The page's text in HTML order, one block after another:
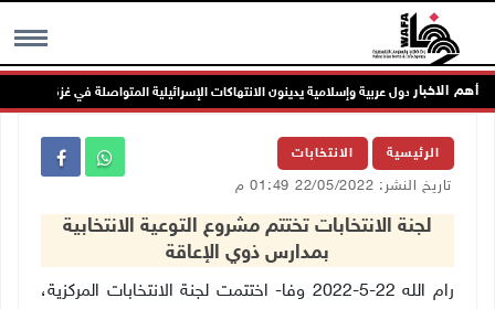
MENU أهم الاخبار
وإسلامية يدينون الانتهاكات الإسرائيلية المتواصلة في غزة
الرئيسية الانتخابات
تاريخ النشر: 22/05/2022 01:49 م
لجنة الانتخابات تختتم مشروع التوعية الانتخابية
بمدارس ذوي الإعاقة
رام الله 22-5-2022 وفا- اختتمت لجنة الانتخابات المركزية،